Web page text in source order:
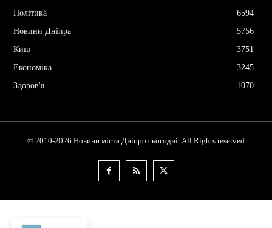
Політика
6594
Новини Дніпра
5756
Київ
3751
Економіка
3245
Здоров'я
1070
© 2010-2026 Новини міста Дніпро сьогодні. All Rights reserved